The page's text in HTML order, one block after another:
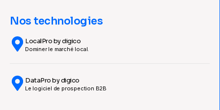
Nos technologies
LocalPro by digico
Dominer le marché local.
DataPro by digico
Le logiciel de prospection B2B